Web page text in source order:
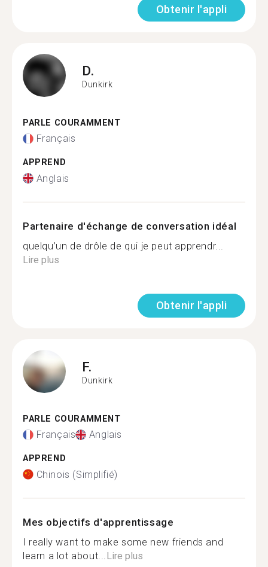
Obtenir l'appli
D.
Dunkirk
PARLE COURAMMENT
Français
APPREND
Anglais
Partenaire d'échange de conversation idéal
quelqu’un de drôle de qui je peut apprendr...
Lire plus
Obtenir l'appli
F.
Dunkirk
PARLE COURAMMENT
Français Anglais
APPREND
Chinois (Simplifié)
Mes objectifs d'apprentissage
I really want to make some new friends and
learn a lot about... Lire plus